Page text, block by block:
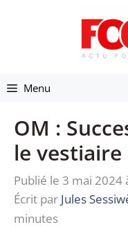
Menu
OM :
le
Publié le 3 mai 2024
Écrit par Jules
minutes